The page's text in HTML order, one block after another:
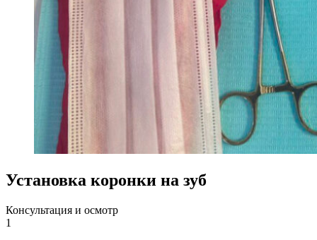
Установка коронки на зуб
Консультация и осмотр
1